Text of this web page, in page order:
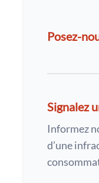
Posez-
Signalez
Informez
d’une